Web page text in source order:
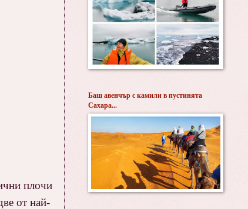
плочи
от най-
Баш авенчър с камили в пустинята
Сахара...